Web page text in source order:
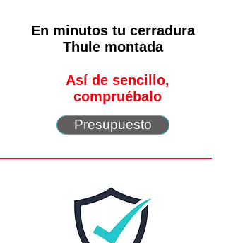
En minutos tu cerradura
Thule montada
Así de sencillo,
compruébalo
Presupuesto